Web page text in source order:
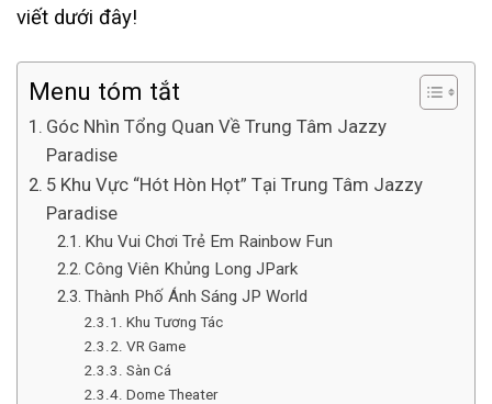
viết dưới đây!
Menu tóm tắt
Góc Nhìn Tổng Quan Về Trung Tâm Jazzy
Paradise
5 Khu Vực “Hót Hòn Họt” Tại Trung Tâm Jazzy
Paradise
Khu Vui Chơi Trẻ Em Rainbow Fun
Công Viên Khủng Long JPark
Thành Phố Ánh Sáng JP World
Khu Tương Tác
VR Game
Sàn Cá
Dome Theater